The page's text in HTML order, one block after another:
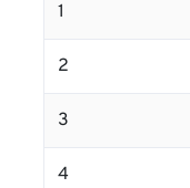
1
2
3
4